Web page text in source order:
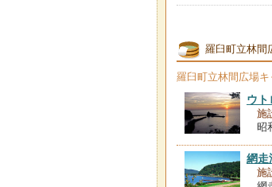
羅臼町立林間
羅臼町立林間広場
ウト
施
昭
網走
施